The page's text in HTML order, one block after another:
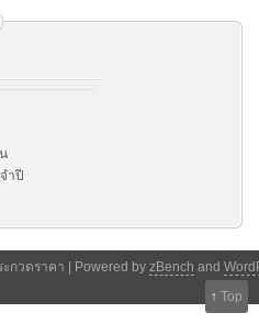
ำปี
กวดราคา | Powered by zBench and
↑ Top